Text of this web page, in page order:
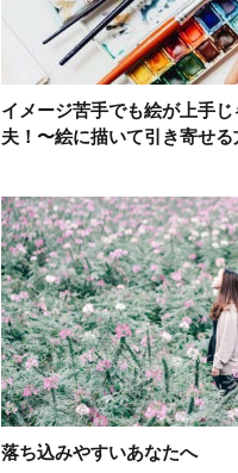
イメージ苦手でも絵が上手
夫！〜絵に描いて引き寄せる
落ち込みやすいあなたへ